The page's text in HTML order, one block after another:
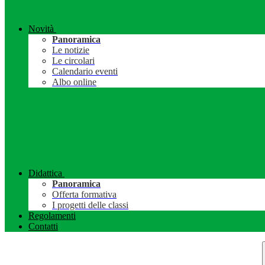
Novità
Panoramica
Le notizie
Le circolari
Calendario eventi
Albo online
Didattica
Panoramica
Offerta formativa
I progetti delle classi
Regolamenti
Contatti